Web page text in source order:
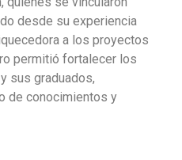
desde su experiencia
a los proyectos
permitió fortalecer los
sus graduados,
de conocimientos y